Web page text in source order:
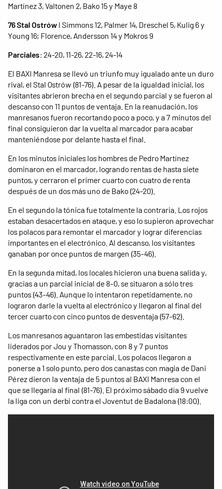
Martínez 3, Valtonen 2, Bako 15 y Maye 8
76 Stal Ostrów I Simmons 12, Palmer 14, Dreschel 5, Kulig 6 y
Young 16; Florence, Andersson 14 y Mokros 9
Parciales: 24-20, 11-26, 22-16, 24-14
El BAXI Manresa se llevó un triunfo muy igualado ante un duro
rival, el Stal Ostrów (81-76). A pesar de la igualdad inicial, los
visitantes abrieron brecha en el segundo parcial y se fueron al
descanso con 11 puntos de ventaja. En la reanudación, los
manresanos fueron recortando poco a poco, y a 7 minutos del
final consiguieron dar la vuelta al marcador para acabar
manteniéndose por delante hasta el final.
En los minutos iniciales los hombres de Pedro Martínez
dominaron en el marcador, logrando rentas de hasta siete
puntos, y cerraron el primer cuarto con cuatro de renta
después de un dos más uno de Bako (24-20).
En el segundo la tónica fue totalmente la contraria. Los rojos
estaban desacertados en ataque, y eso lo supieron aprovechar
los polacos para remontar el marcador y lograr diferencias
importantes en el electrónico. Al descanso, los visitantes
ganaban por once puntos de margen (35-46).
En la segunda mitad, los locales hicieron una buena salida y,
gracias a un parcial inicial de 8-0, se situaron a sólo tres
puntos (43-46). Aunque lo intentaron repetidamente, no
lograron darle la vuelta al electrónico y llegaron al final del
tercer cuarto con cinco puntos de desventaja (57-62).
Los manresanos aguantaron las embestidas visitantes
liderados por Jou y Thomasson, con 8 y 7 puntos
respectivamente en este parcial. Los polacos llegaron a
ponerse a 1 solo punto, pero dos canastas con magia de Dani
Pérez dieron la ventaja de 5 puntos al BAXI Manresa con el
que se llegaría al final (81-76). El próximo sábado día 9 vuelve
la liga con un derbi contra el Joventut de Badalona (18:00).